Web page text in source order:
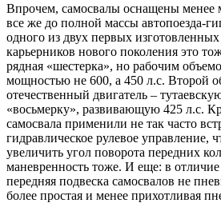
Впрочем, самосвалы оснащены
все же до полной массы автопоезда-
одного из двух первых
карьерников нового поколения это
рядная «шестерка», но рабочим
мощностью не 600, а 450 л.с. Второй
отечественный двигатель –
«восьмерку», развивающую 425 л.с.
самосвала применили не так часто
гидравлическое рулевое управление,
увеличить угол поворота передних
маневренность тоже. И еще: в отличие
передняя подвеска самосвалов не
более простая и менее прихотливая